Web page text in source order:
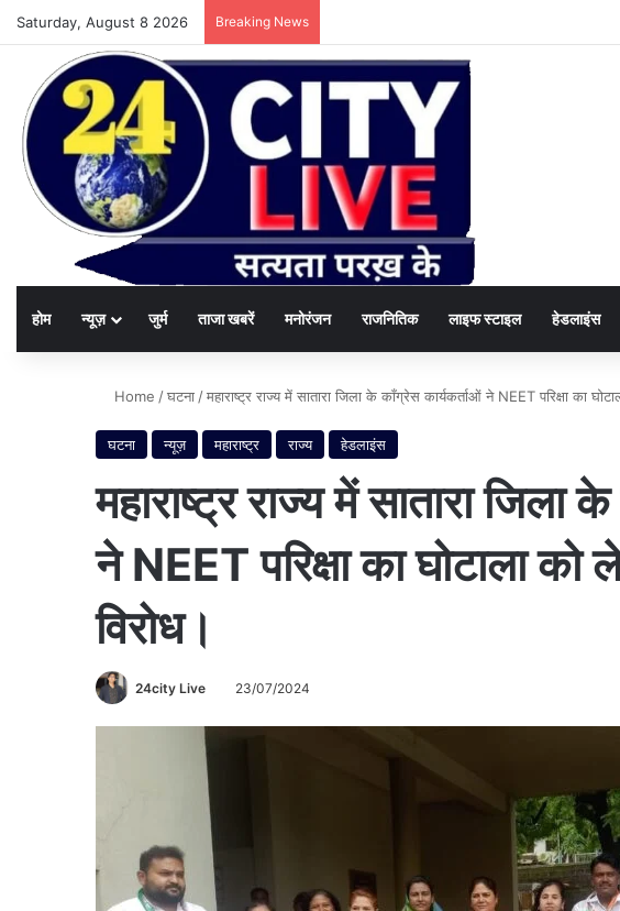
Saturday, August 8 2026 Breaking News
होम न्यूज़ जुर्म ताजा खबरें मनोरंजन राजनितिक लाइफ स्टाइल हेडलाइंस
Home /घटना/महाराष्ट्र राज्य में सातारा जिला के काँग्रेस कार्यकर्ताओं ने NEET परिक्षा का
घटना न्यूज़ महाराष्ट्र राज्य हेडलाइंस
महाराष्ट्र राज्य में सातारा जिला
ने NEET परिक्षा का घोटाला को
विरोध।
24city Live 23/07/2024